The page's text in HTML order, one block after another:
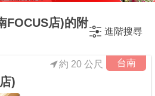
FOCUS店)的附
進階搜尋
台南
約 20 公尺
)
頁